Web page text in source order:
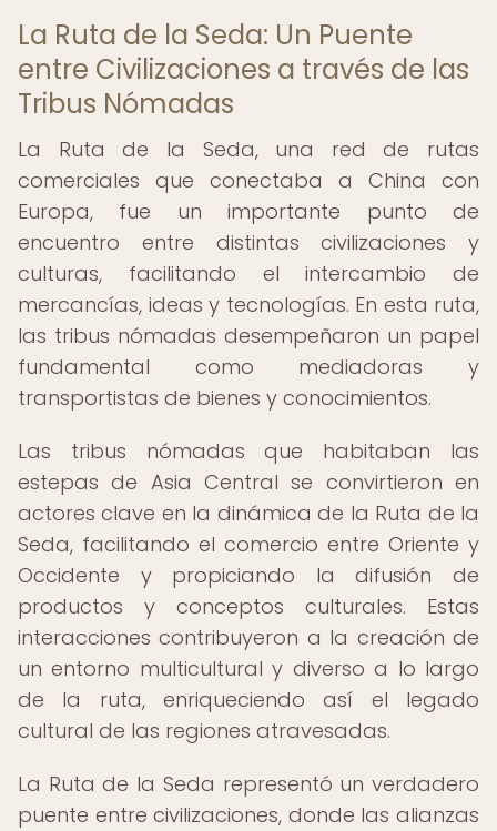
La Ruta de la Seda: Un Puente
entre Civilizaciones a través de las
Tribus Nómadas
La Ruta de la Seda, una red de rutas
comerciales que conectaba a China con
Europa, fue un importante punto de
encuentro entre distintas civilizaciones y
culturas, facilitando el intercambio de
mercancías, ideas y tecnologías. En esta ruta,
las tribus nómadas desempeñaron un papel
fundamental como mediadoras y
transportistas de bienes y conocimientos.
Las tribus nómadas que habitaban las
estepas de Asia Central se convirtieron en
actores clave en la dinámica de la Ruta de la
Seda, facilitando el comercio entre Oriente y
Occidente y propiciando la difusión de
productos y conceptos culturales. Estas
interacciones contribuyeron a la creación de
un entorno multicultural y diverso a lo largo
de la ruta, enriqueciendo así el legado
cultural de las regiones atravesadas.
La Ruta de la Seda representó un verdadero
puente entre civilizaciones, donde las alianzas